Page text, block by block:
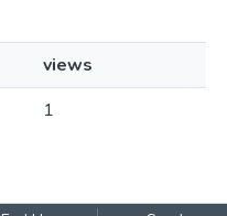
views
1